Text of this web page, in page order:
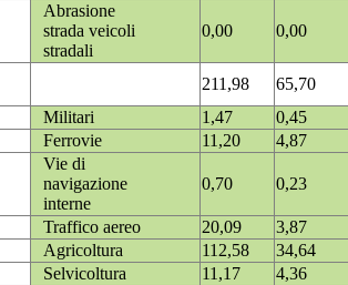
Abrasione
strada veicoli
stradali
0,00 0,00
211,98
65,70
Militari
1,47
0,45
Ferrovie
11,20
4,87
Vie di
navigazione
interne
0,70 0,23
Traffico aereo 20,09
3,87
Agricoltura
112,58
34,64
Selvicoltura
11,17
4,36